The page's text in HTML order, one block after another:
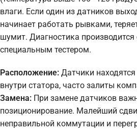
влаги. Если один из датников
начинает работать рывками,
шумит. Диагностика
специальным тестером.
Расположение: Датчики
внутри статора, часто залиты
Замена: При замене датчиков
позиционирование. Малейший
неправильной коммутации и